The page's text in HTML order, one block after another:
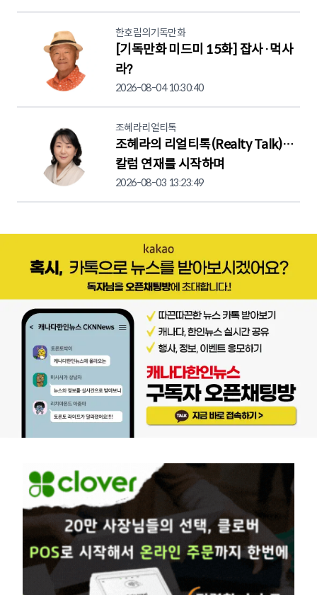
한호림의기독만화
[기독만화 미드미 15화] 잡사·먹사
라?
2026-08-04 10:30:40
조혜라리얼티톡
조혜라의 리얼티톡(Realty Talk)…
칼럼 연재를 시작하며
2026-08-03 13:23:49